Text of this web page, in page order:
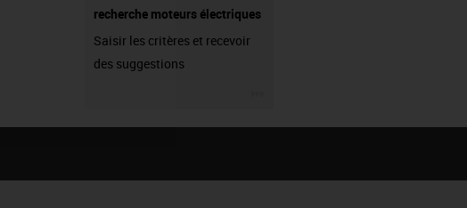
recherche moteurs électriques
Saisir les critères et recevoir
des suggestions